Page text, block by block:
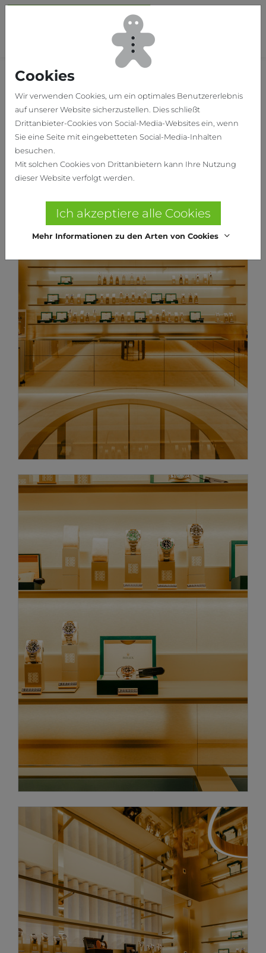
Home Unsere Projekte
Cookies
Wir verwenden Cookies, um ein optimales Benutzererlebnis
auf unserer Website sicherzustellen. Dies schließt
Drittanbieter-Cookies von Social-Media-Websites ein, wenn
Sie eine Seite mit eingebetteten Social-Media-Inhalten
besuchen.
Mit solchen Cookies von Drittanbietern kann Ihre Nutzung
dieser Website verfolgt werden.
Ich akzeptiere alle Cookies
Mehr Informationen zu den Arten von Cookies